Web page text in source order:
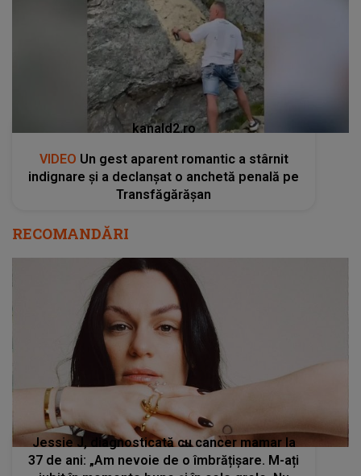
kanald2.ro
VIDEO Un gest aparent romantic a stârnit
indignare și a declanșat o anchetă penală pe
Transfăgărășan
RECOMANDĂRI
Jessie J, diagnosticată cu cancer mamar la
37 de ani: „Am nevoie de o îmbrățișare. M-ați